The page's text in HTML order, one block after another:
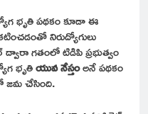
భృతి పథకం కూడా ఈ
నిరుద్యోగులు
ద్వారా గతంలో టిడిపి ప్రభుత్వం
భృతియువ నేస్తంఅనే పథకం
జమ చేసింది.